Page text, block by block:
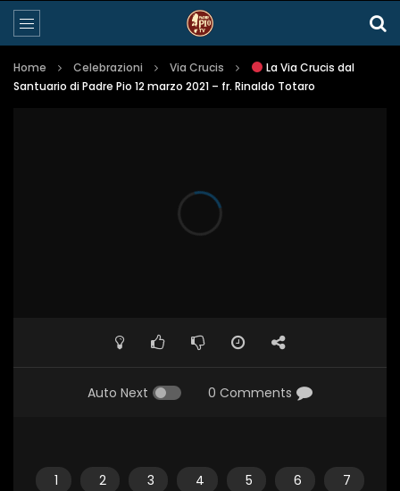
Home Celebrazioni Via Crucis
La Via Crucis dal
Santuario di Padre Pio 12 marzo 2021 – fr. Rinaldo Totaro
Auto Next 0 Comments
1 2 3 4 5 6
7